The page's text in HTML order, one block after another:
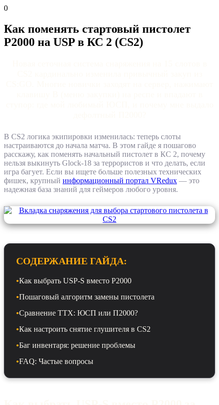
0
Как поменять стартовый пистолет
P2000 на USP в КС 2 (CS2)
В CS2 логика экипировки изменилась: теперь слоты
настраиваются до начала матча. В этом гайде я пошагово
расскажу, как поменять начальный пистолет в КС 2, почему
нельзя выкинуть Glock-18 за террористов и что делать, если
игра багует. Если вы ищете больше полезных технических
фишек, крупный информационный портал VRedux — это
надежная база знаний для геймеров любого уровня.
СОДЕРЖАНИЕ ГАЙДА:
•Как выбрать USP-S вместо P2000
•Пошаговый алгоритм замены пистолета
•Сравнение ТТХ: ЮСП или П2000?
•Как настроить снятие глушителя в CS2
•Баг инвентаря: решение проблемы
•FAQ: Частые вопросы